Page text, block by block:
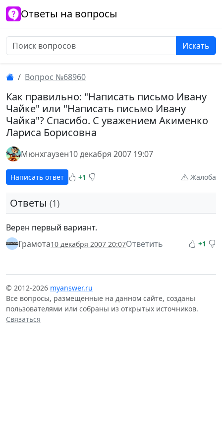
Ответы на вопросы
Искать
Вопрос №68960
Как правильно: "Написать письмо Ивану
Чайке" или "Написать письмо Ивану
Чайка"? Спасибо. С уважением Акименко
Лариса Борисовна
Мюнхгаузен10 декабря 2007 19:07
Написать ответ +1 Жалоба
Ответы (1)
Верен первый вариант.
Грамота10 декабря 2007 20:07Ответить +1
© 2012-2026 myanswer.ru
Все вопросы, размещенные на данном сайте, созданы
пользователями или собраны из открытых источников.
Связаться